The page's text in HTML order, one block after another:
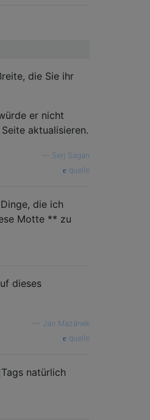
die Sie ihr
er nicht
aktualisieren.
Serj Sagan
quelle
die ich
Motte ** zu
dieses
Jan Mazánek
quelle
Tags natürlich